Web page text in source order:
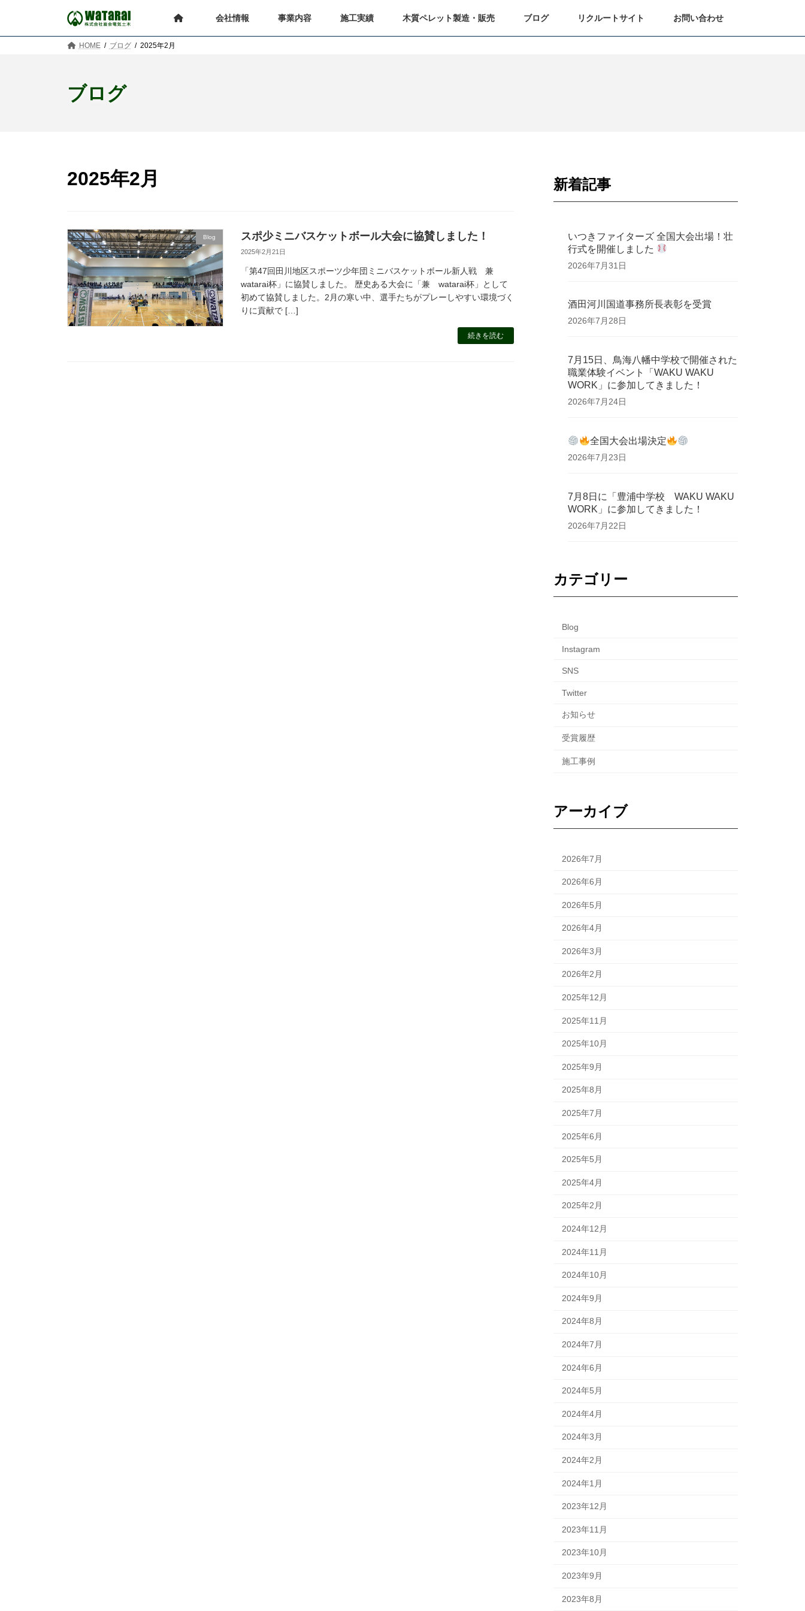
会社情報 事業内容 施工実績 木質ペレット製造・販売 ブログ リクルートサイト お問い合わせ
HOME ブログ 2025年2月
ブログ
2025年2月
Blog スポ少ミニバスケットボール大会に協賛しました！
2025年2月21日
「第47回田川地区スポーツ少年団ミニバスケットボール新人戦 兼
watarai杯」に協賛しました。 歴史ある大会に「兼 watarai杯」として
初めて協賛しました。2月の寒い中、選手たちがプレーしやすい環境づく
りに貢献で […]
続きを読む
新着記事
いつきファイターズ 全国大会出場！壮
行式を開催しました
2026年7月31日
酒田河川国道事務所長表彰を受賞
2026年7月28日
7月15日、鳥海八幡中学校で開催された
職業体験イベント「WAKU WAKU
WORK」に参加してきました！
2026年7月24日
全国大会出場決定
2026年7月23日
7月8日に「豊浦中学校 WAKU WAKU
WORK」に参加してきました！
2026年7月22日
カテゴリー
Blog
Instagram
SNS
Twitter
お知らせ
受賞履歴
施工事例
アーカイブ
2026年7月
2026年6月
2026年5月
2026年4月
2026年3月
2026年2月
2025年12月
2025年11月
2025年10月
2025年9月
2025年8月
2025年7月
2025年6月
2025年5月
2025年4月
2025年2月
2024年12月
2024年11月
2024年10月
2024年9月
2024年8月
2024年7月
2024年6月
2024年5月
2024年4月
2024年3月
2024年2月
2024年1月
2023年12月
2023年11月
2023年10月
2023年9月
2023年8月